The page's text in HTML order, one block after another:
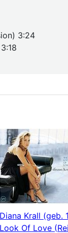
3:24
Diana Krall (geb.
Look Of Love